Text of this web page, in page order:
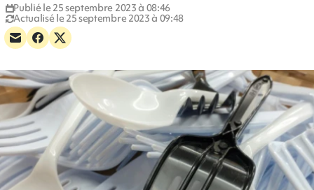
Publié le 25 septembre 2023 à 08:46
Actualisé le 25 septembre 2023 à 09:48